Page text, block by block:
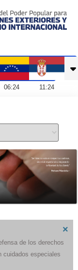
06:24 11 :24
de los derechos
cuidados especiales
×